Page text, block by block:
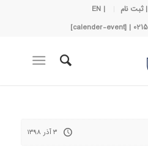
| ثبت نام
| EN
۳ آذر ۱۳۹۸